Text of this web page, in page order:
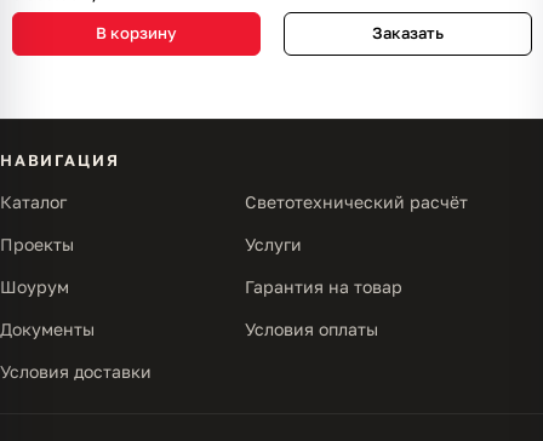
В корзину Заказать
НАВИГАЦИЯ
Каталог Светотехнический расчёт
Проекты Услуги
Шоурум Гарантия на товар
Документы Условия оплаты
Условия доставки